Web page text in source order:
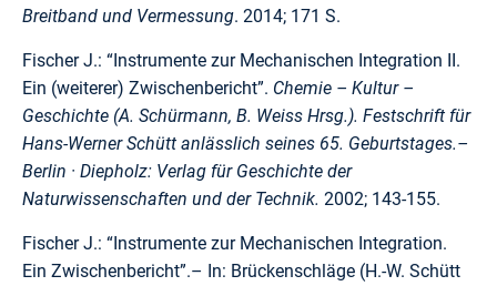
Breitband und Vermessung. 2014; 171 S.
Fischer J.: “Instrumente zur Mechanischen Integration II.
Ein (weiterer) Zwischenbericht”. Chemie – Kultur –
Geschichte (A. Schürmann, B. Weiss Hrsg.). Festschrift für
Hans-Werner Schütt anlässlich seines 65. Geburtstages.–
Berlin · Diepholz: Verlag für Geschichte der
Naturwissenschaften und der Technik. 2002; 143-155.
Fischer J.: “Instrumente zur Mechanischen Integration.
Ein Zwischenbericht”.– In: Brückenschläge (H.-W. Schütt